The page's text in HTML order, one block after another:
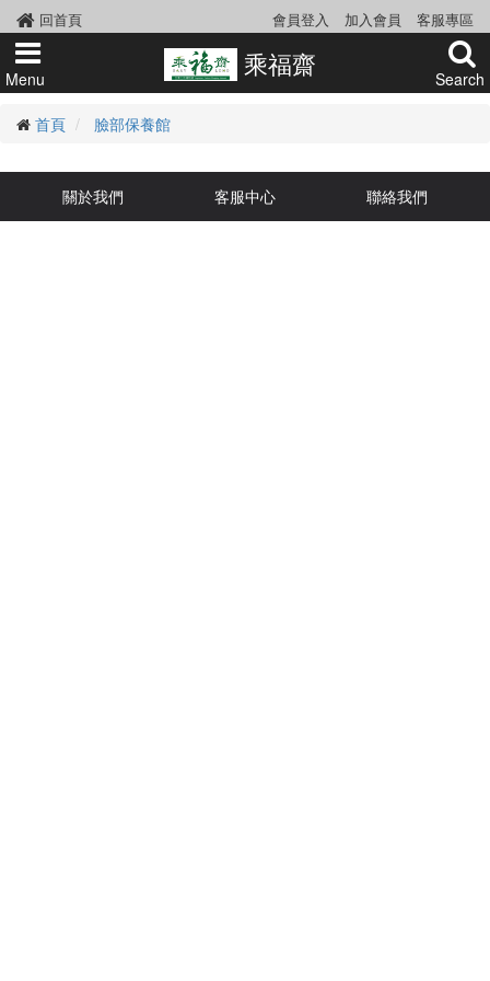
回首頁 會員登入 加入會員 客服專區
Menu 乘福齋 Search
首頁 臉部保養館
關於我們 客服中心 聯絡我們